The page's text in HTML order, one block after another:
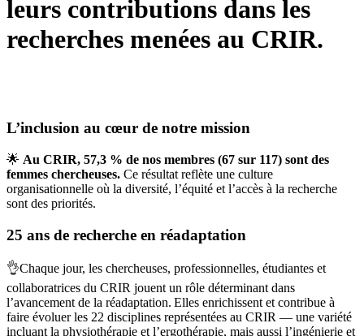
leurs contributions dans les
recherches menées au CRIR.
L’inclusion au cœur de notre mission
🌟 Au CRIR, 57,3 % de nos membres (67 sur 117) sont des
femmes chercheuses. Ce résultat reflète une culture
organisationnelle où la diversité, l’équité et l’accès à la recherche
sont des priorités.
25 ans de recherche en réadaptation
👌Chaque jour, les chercheuses, professionnelles, étudiantes et
collaboratrices du CRIR jouent un rôle déterminant dans
l’avancement de la réadaptation. Elles enrichissent et contribue à
faire évoluer les 22 disciplines représentées au CRIR — une variété
incluant la physiothérapie et l’ergothérapie, mais aussi l’ingénierie et